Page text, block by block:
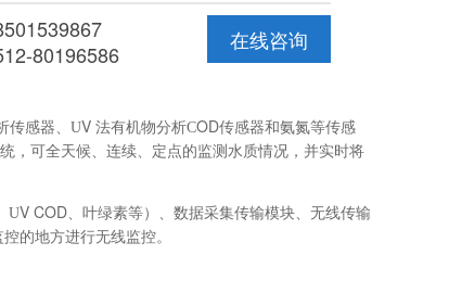
在线咨询
80196586
感器、 UV 法有机物分析COD传感器和氨氮等传感
，可全天候、连续、定点的监测水质情况，并实时将
UV COD、叶绿素等）、数据采集传输模块、无线传输
的地方进行无线监控。